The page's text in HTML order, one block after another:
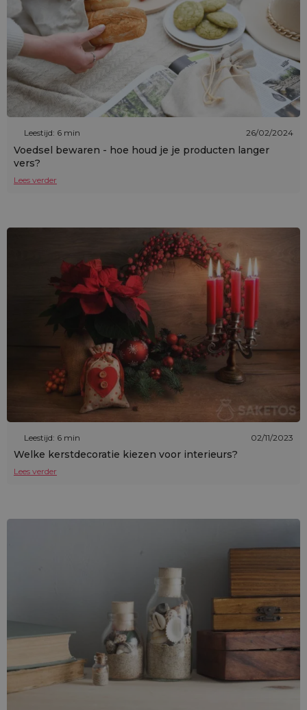
Leestijd: 6 min 26/02/2024
Voedsel bewaren - hoe houd je je producten langer
vers?
Lees verder
Leestijd: 6 min 02/11/2023
Welke kerstdecoratie kiezen voor interieurs?
Lees verder